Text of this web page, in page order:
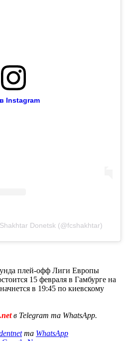
Instagram
Donetsk (@fcshakhtar)
плей-офф Лиги Европы
15 февраля в Гамбурге на
в 19:45 по киевскому
в Telegram та WhatsApp.
та WhatsApp